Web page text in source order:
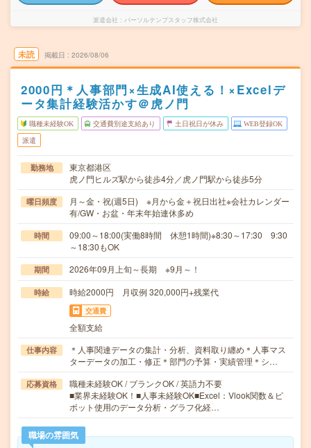
派遣会社 パーソルテンプスタッフ株式会社
未読 掲載日 2026/08/06
2000円＊人事部門×生成AI使える！×Excelデ
ータ集計経験活かす＠虎ノ門
職種未経験OK 交通費別途支給あり 土日祝日が休み WEB登録OK
派遣
勤務地
東京都港区
虎ノ門ヒルズ駅から徒歩4分／虎ノ門駅から徒歩5分
曜日頻度
月～金・祝(週5日) ※月から金＋祝日出社※会社カレンダー
有/GW・お盆・年末年始連休多め
時間
09:00～18:00(実働8時間 休憩1時間)※8:30～17:30 9:30
～18:30もOK
期間 2026年09月上旬～長期 ※9月～！
時給 時給2000円 月収例 320,000円+残業代
交通費
全額支給
仕事内容
＊人事関連データの集計・分析、資料取り纏め＊人事マス
ターデータの加工・修正＊部門の予算・実績管理＊シ…
応募資格
職種未経験OK / ブランクOK / 英語力不要
■業界未経験OK！■人事未経験OK■Excel：Vlook関数＆ピ
ボット使用のデータ分析・グラフ化経…
職場の雰囲気